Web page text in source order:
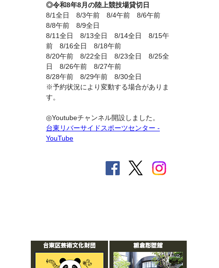
◎令和8年8月の陸上競技場貸切日
8/1全日 8/3午前 8/4午前 8/6午前
8/8午前 8/9全日
8/11全日 8/13全日 8/14全日 8/15午
前 8/16全日 8/18午前
8/20午前 8/22全日 8/23全日 8/25全
日 8/26午前 8/27午前
8/28午前 8/29午前 8/30全日
※予約状況により変動する場合がありま
す。
◎Youtubeチャンネル開設しました。
台東リバーサイドスポーツセンター -
YouTube